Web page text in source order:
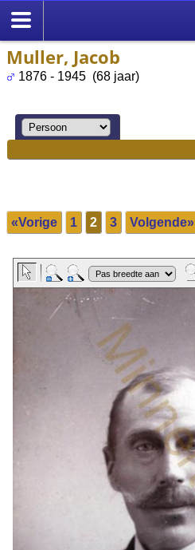
Muller, Jacob
1876 - 1945 (68 jaar)
«Vorige 1 2 3 Volgende»